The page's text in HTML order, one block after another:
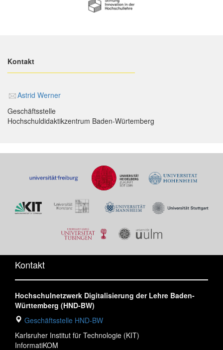
Kontakt
Astrid Werner
Geschäftsstelle
Hochschuldidaktikzentrum Baden-Würtemberg
Kontakt
Hochschulnetzwerk Digitalisierung der Lehre Baden-
Württemberg (HND-BW)
Geschäftsstelle HND-BW
Karlsruher Institut für Technologie (KIT)
InformatiKOM